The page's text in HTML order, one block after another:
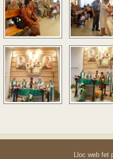
Lloc web fet